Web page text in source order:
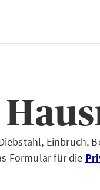
Einbruch,
Formular für die